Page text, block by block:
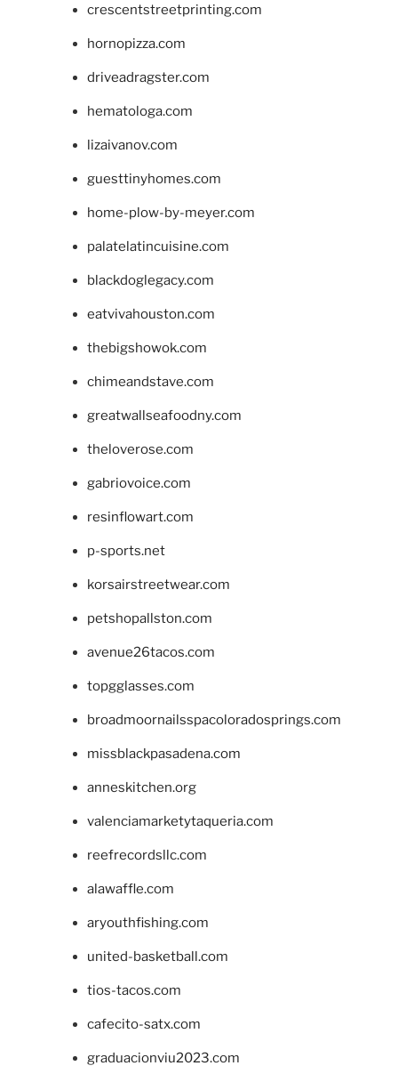
crescentstreetprinting.com
hornopizza.com
driveadragster.com
hematologa.com
lizaivanov.com
guesttinyhomes.com
home-plow-by-meyer.com
palatelatincuisine.com
blackdoglegacy.com
eatvivahouston.com
thebigshowok.com
chimeandstave.com
greatwallseafoodny.com
theloverose.com
gabriovoice.com
resinflowart.com
p-sports.net
korsairstreetwear.com
petshopallston.com
avenue26tacos.com
topgglasses.com
broadmoornailsspacoloradosprings.com
missblackpasadena.com
anneskitchen.org
valenciamarketytaqueria.com
reefrecordsllc.com
alawaffle.com
aryouthfishing.com
united-basketball.com
tios-tacos.com
cafecito-satx.com
graduacionviu2023.com